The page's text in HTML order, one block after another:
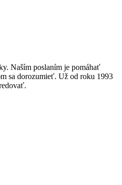
Naším poslaním je pomáhať
sa dorozumieť. Už od roku 1993